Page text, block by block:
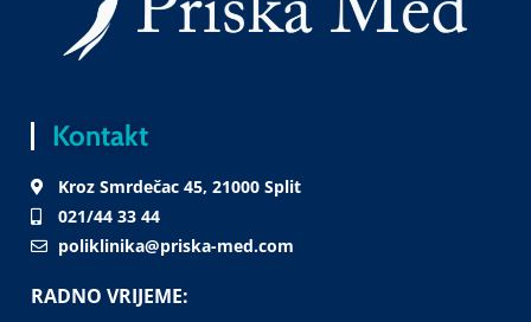
Kontakt
Kroz Smrdečac 45, 21000 Split
021/44 33 44
poliklinika@priska-med.com
RADNO VRIJEME: